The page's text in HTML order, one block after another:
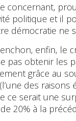
concernant,
politique et il
démocratie ne
enfin, le
pas obtenir les
grâce au
des
ce serait une
20% à la